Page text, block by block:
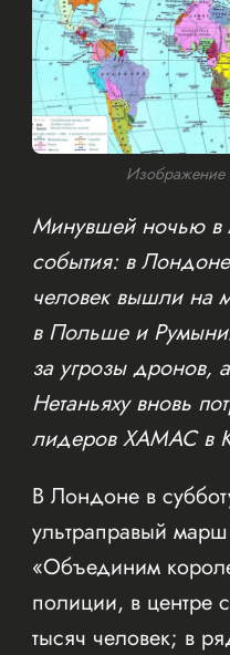
Изображение
Минувшей ночью в
события: в
человек вышли на
в Польше и
за угрозы дронов,
Нетаньяху вновь
лидеров ХАМАС в
В Лондоне в
ультраправый
«Объединим
полиции, в центре
тысяч человек; в